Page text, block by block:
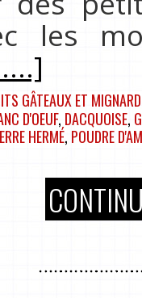
les
GÂTEAUX ET
D'OEUF, DACQUOISE,
HERMÉ, POUDRE